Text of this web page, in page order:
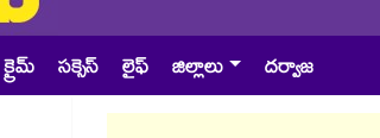
క్రైమ్ సక్సెస్ లైఫ్ జిల్లాలు దర్వాజ